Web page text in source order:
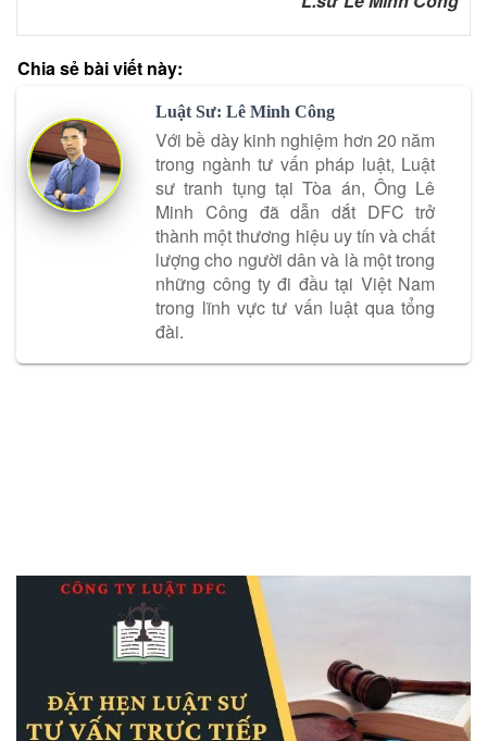
Chia sẻ bài viết này:
Luật Sư: Lê Minh Công
Với bề dày kinh nghiệm hơn 20 năm
trong ngành tư vấn pháp luật, Luật
sư tranh tụng tại Tòa án, Ông Lê
Minh Công đã dẫn dắt DFC trở
thành một thương hiệu uy tín và chất
lượng cho người dân và là một trong
những công ty đi đầu tại Việt Nam
trong lĩnh vực tư vấn luật qua tổng
đài.